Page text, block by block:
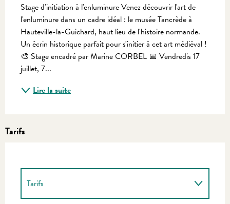
Stage d'initiation à l'enluminure Venez découvrir l'art de
l'enluminure dans un cadre idéal : le musée Tancrède à
Hauteville-la-Guichard, haut lieu de l'histoire normande.
Un écrin historique parfait pour s'initier à cet art médiéval !
🎨 Stage encadré par Marine CORBEL 📅 Vendredis 17
juillet, 7...
Lire la suite
Tarifs
Tarifs